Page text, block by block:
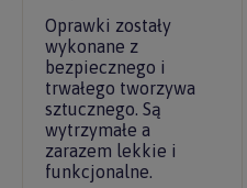
Oprawki zostały
wykonane z
bezpiecznego i
trwałego tworzywa
sztucznego. Są
wytrzymałe a
zarazem lekkie i
funkcjonalne.